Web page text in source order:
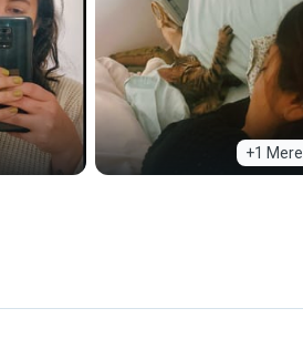
+1 Mere